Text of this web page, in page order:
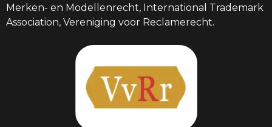
Merken- en Modellenrecht, International Trademark
Association, Vereniging voor Reclamerecht.